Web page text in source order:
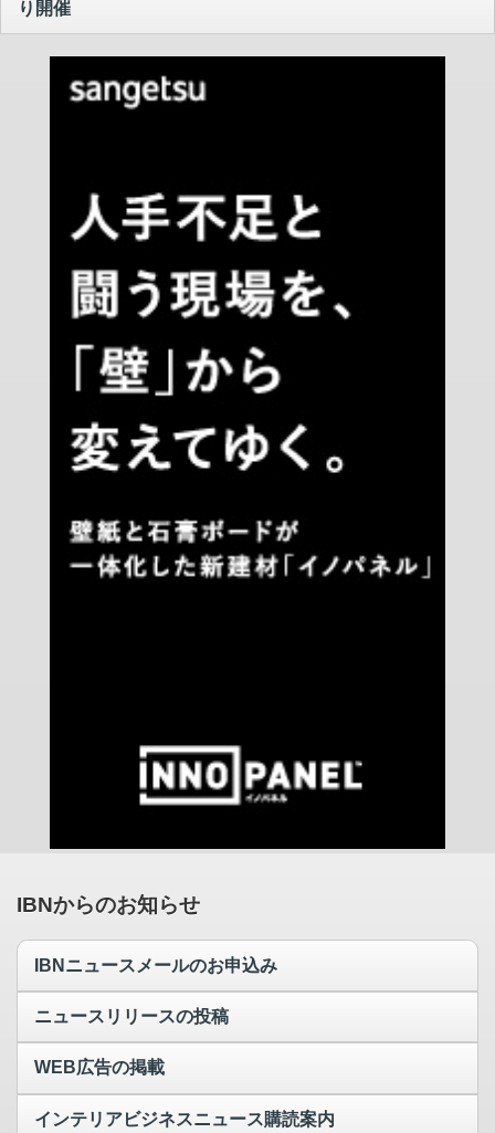
り開催
IBNからのお知らせ
IBNニュースメールのお申込み
ニュースリリースの投稿
WEB広告の掲載
インテリアビジネスニュース購読案内